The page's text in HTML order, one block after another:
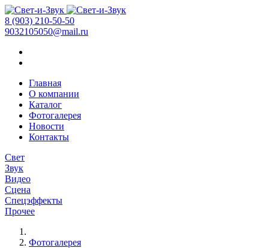
8 (903) 210-50-50
9032105050@mail.ru
Главная
О компании
Каталог
Фотогалерея
Новости
Контакты
Свет
Звук
Видео
Сцена
Спецэффекты
Прочее
Фотогалерея